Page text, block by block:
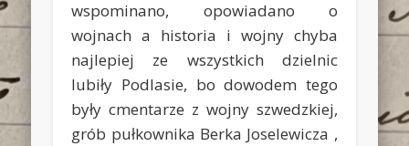
wspominano, opowiadano o
wojnach a historia i wojny chyba
najlepiej ze wszystkich dzielnic
lubiły Podlasie, bo dowodem tego
były cmentarze z wojny szwedzkiej,
grób pułkownika Berka Joselewicza ,